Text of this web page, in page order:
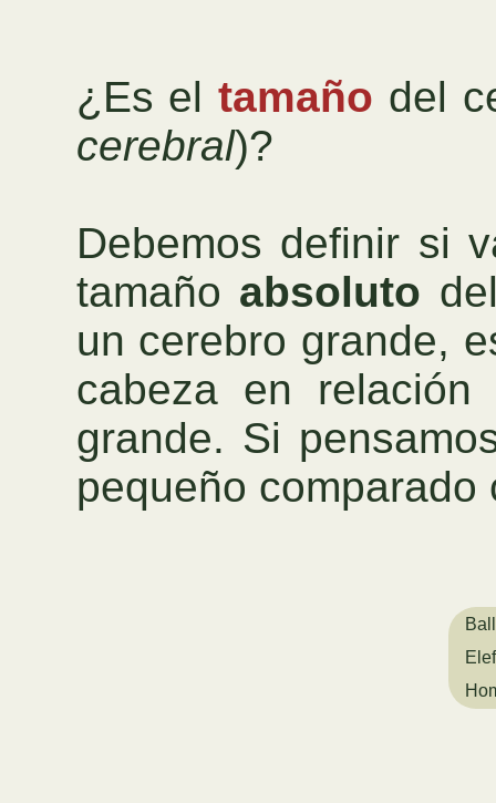
¿Es eltamaño del
cerebral)?
Debemos definir si
tamaño absoluto
un cerebro grande,
cabeza en
grande. Si
pequeño